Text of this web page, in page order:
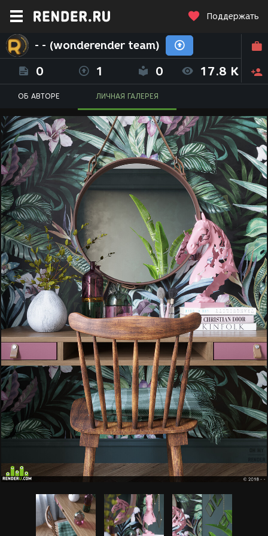
Поддержать
- - (wonderender team)
0 1 0 17.8 K
ОБ АВТОРЕ ЛИЧНАЯ ГАЛЕРЕЯ